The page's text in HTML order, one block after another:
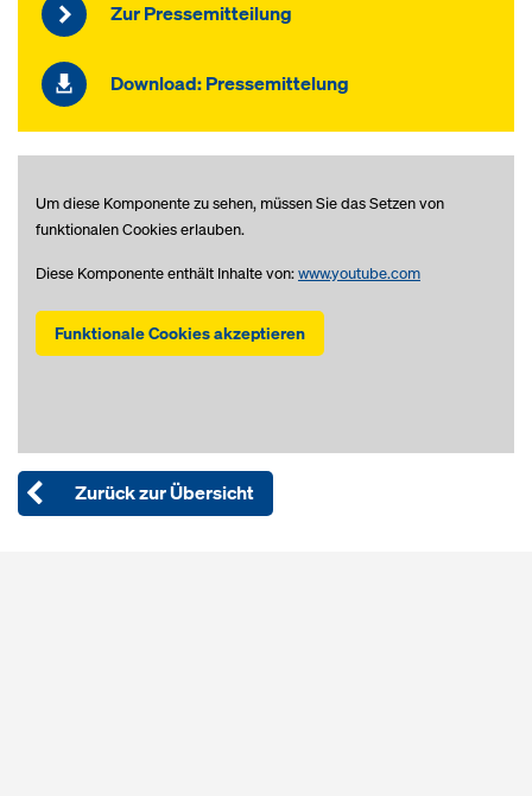
Zur Pressemitteilung
Download: Pressemittelung
Um diese Komponente zu sehen, müssen Sie das Setzen von
funktionalen Cookies erlauben.
Diese Komponente enthält Inhalte von:www.youtube.com
Funktionale Cookies akzeptieren
Zurück zur Übersicht